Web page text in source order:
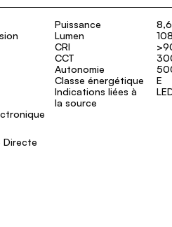
Directe
Puissance
Lumen
CRI
CCT
Autonomie
Classe énergétique
E
Indications liées à
la source